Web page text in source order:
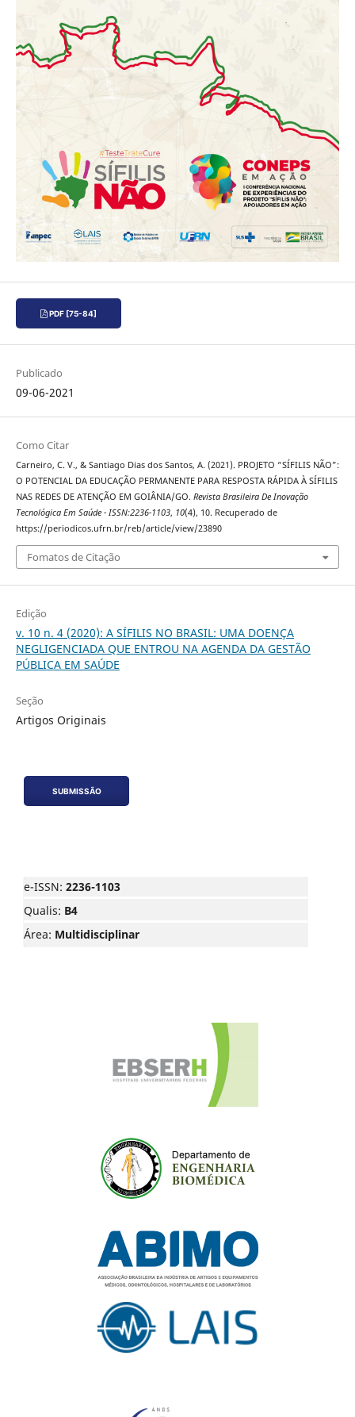
PDF [75-84]
Publicado
09-06-2021
Como Citar
Carneiro, C. V., & Santiago Dias dos Santos, A. (2021). PROJETO “SÍFILIS NÃO”:
O POTENCIAL DA EDUCAÇÃO PERMANENTE PARA RESPOSTA RÁPIDA À SÍFILIS
NAS REDES DE ATENÇÃO EM GOIÂNIA/GO. Revista Brasileira De Inovação
Tecnológica Em Saúde - ISSN:2236-1103, 10(4), 10. Recuperado de
https://periodicos.ufrn.br/reb/article/view/23890
Fomatos de Citação
Edição
v. 10 n. 4 (2020): A SÍFILIS NO BRASIL: UMA DOENÇA
NEGLIGENCIADA QUE ENTROU NA AGENDA DA GESTÃO
PÚBLICA EM SAÚDE
Seção
Artigos Originais
SUBMISSÃO
e-ISSN: 2236-1103
Qualis: B4
Área: Multidisciplinar